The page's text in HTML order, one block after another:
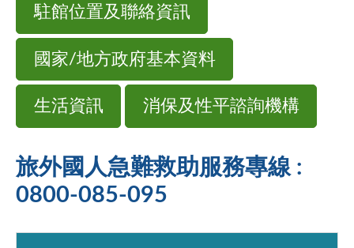
駐館位置及聯絡資訊
國家/地方政府基本資料
生活資訊 消保及性平諮詢機構
旅外國人急難救助服務專線 :
0800-085-095